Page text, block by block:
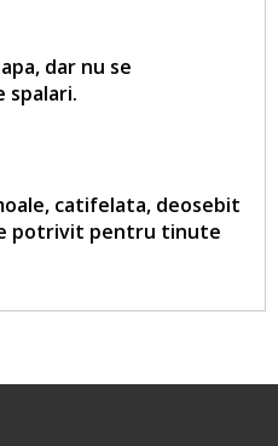
dar nu se
spalari.
catifelata, deosebit
potrivit pentru tinute